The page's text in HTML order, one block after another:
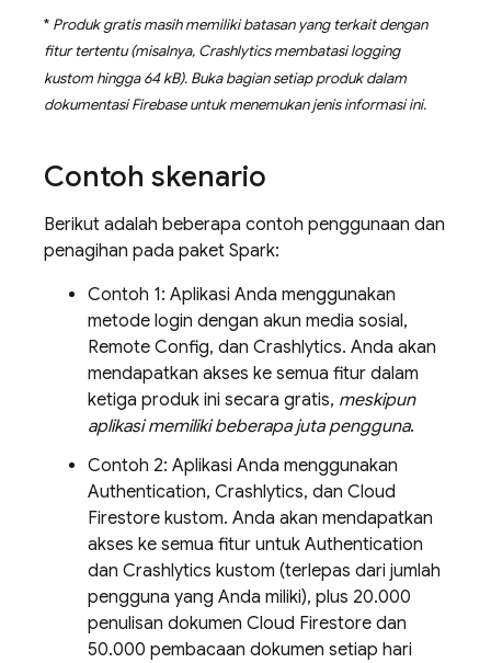
* Produk gratis masih memiliki batasan yang terkait dengan
fitur tertentu (misalnya, Crashlyticsmembatasi logging
kustom hingga 64 kB). Buka bagian setiap produk dalam
dokumentasi Firebase untuk menemukan jenis informasi ini.
Contoh skenario
Berikut adalah beberapa contoh penggunaan dan
penagihan pada paket Spark:
Contoh 1: Aplikasi Anda menggunakan
metode login dengan akun media sosial,
Remote Config, dan Crashlytics. Anda akan
mendapatkan akses ke semua fitur dalam
ketiga produk ini secara gratis, meskipun
aplikasi memiliki beberapa juta pengguna.
Contoh 2: Aplikasi Anda menggunakan
Authentication, Crashlytics, dan Cloud
Firestore kustom. Anda akan mendapatkan
akses ke semua fitur untuk Authentication
dan Crashlytics kustom (terlepas dari jumlah
pengguna yang Anda miliki), plus 20.000
penulisan dokumen Cloud Firestore dan
50.000 pembacaan dokumen setiap hari